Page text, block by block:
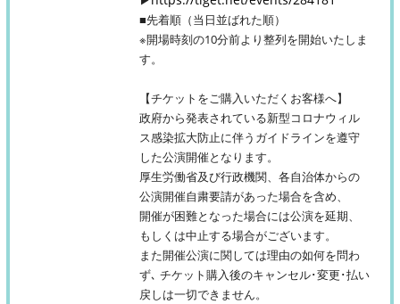
■先着順（当日並ばれた順）
※開場時刻の10分前より整列を開始いたしま
す。
【チケットをご購入いただくお客様へ】
政府から発表されている新型コロナウィル
ス感染拡大防止に伴うガイドラインを遵守
した公演開催となります。
厚生労働省及び行政機関、各自治体からの
公演開催自粛要請があった場合を含め、
開催が困難となった場合には公演を延期、
もしくは中止する場合がございます。
また開催公演に関しては理由の如何を問わ
ず､ チケット購入後のキャンセル･変更･払い
戻しは一切できません。